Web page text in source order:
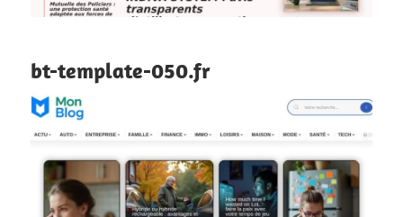
bt-template-050.fr